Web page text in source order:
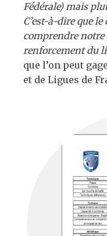
Fédérale) mais
C’est-à-dire que
comprendre notre
renforcement du
que l’on peut
et de Ligues de